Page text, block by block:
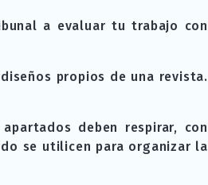
a evaluar tu trabajo con
propios de una revista.
deben respirar, con
se utilicen para organizar la